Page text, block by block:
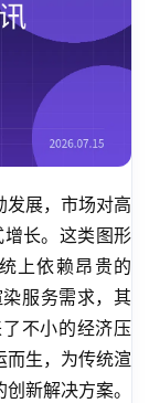
发展，市场对高
长。这类图形
上依赖昂贵的
服务需求，其
不小的经济压
而生，为传统渲
新解决方案。